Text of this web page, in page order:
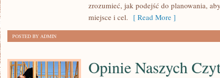
zrozumieć, jak podejść do planowania,
miejsce i cel. [ Read More ]
POSTED BY ADMIN
Opinie Naszych